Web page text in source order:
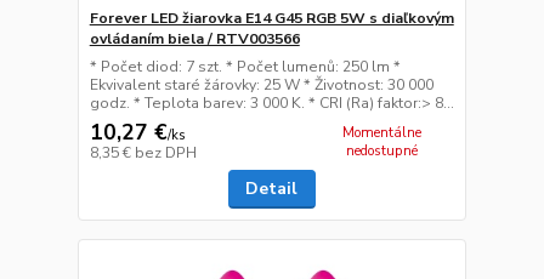
Forever LED žiarovka E14 G45 RGB 5W s diaľkovým
ovládaním biela / RTV003566
* Počet diod: 7 szt. * Počet lumenů: 250 lm *
Ekvivalent staré žárovky: 25 W * Životnost: 30 000
godz. * Teplota barev: 3 000 K. * CRI (Ra) faktor:> 8...
10,27 €/ks
8,35 € bez DPH
Momentálne
nedostupné
Detail